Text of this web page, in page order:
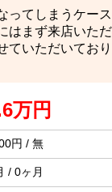
ってしまうケース
はまず来店いた
ていただいており
万円
円 / 無
/ 0ヶ月